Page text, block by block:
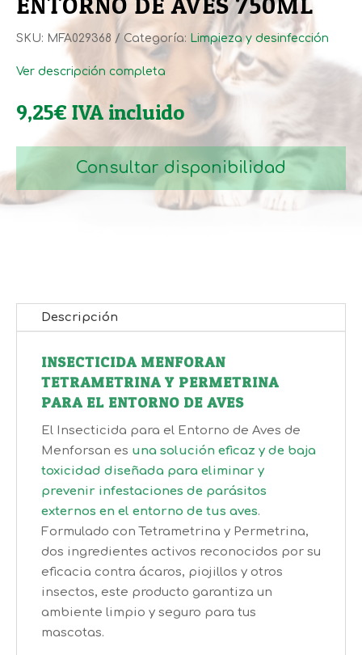
SKU: MFA029368 Categoría: Limpieza y desinfección
Ver descripción completa
9,25€ IVA incluido
Consultar disponibilidad
Descripción
INSECTICIDA MENFORAN
TETRAMETRINA Y PERMETRINA
PARA EL ENTORNO DE AVES
El Insecticida para el Entorno de Aves de
Menforsan es una solución eficaz y de baja
toxicidad diseñada para eliminar y
prevenir infestaciones de parásitos
externos en el entorno de tus aves.
Formulado con Tetrametrina y Permetrina,
dos ingredientes activos reconocidos por su
eficacia contra ácaros, piojillos y otros
insectos, este producto garantiza un
ambiente limpio y seguro para tus
mascotas.